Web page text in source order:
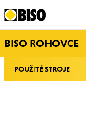
BISO ROHOVCE
POUŽITÉ STROJE